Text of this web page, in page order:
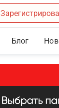
Блог